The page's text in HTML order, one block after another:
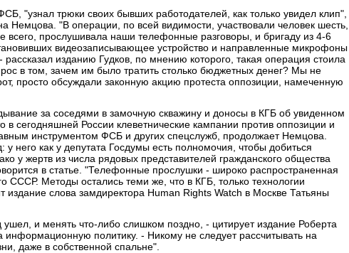
"узнал трюки своих бывших работодателей, как только увидел клип",
Немцова. "В операции, по всей видимости, участвовали человек шесть,
всего, прослушивала наши телефонные разговоры, и бригаду из 4-6
видеозаписывающее устройство и направленные микрофоны
изданию Гудков, по мнению которого, такая операция стоила
в том, зачем им было тратить столько бюджетных денег? Мы не
просто обсуждали законную акцию протеста оппозиции, намеченную
за соседями в замочную скважину и доносы в КГБ об увиденном
в сегодняшней России клеветнические кампании против оппозиции и
инструментом ФСБ и других спецслужб, продолжает Немцова.
у него как у депутата Госдумы есть полномочия, чтобы добиться
у жертв из числа рядовых представителей гражданского общества
в статье. "Телефонные прослушки - широко распространенная
СССР. Методы остались теми же, что в КГБ, только технологии
издание слова замдиректора Human Rights Watch в Москве Татьяны
ушел, и менять что-либо слишком поздно, - цитирует издание Роберта
политику. - Никому не следует рассчитывать на
даже в собственной спальне".